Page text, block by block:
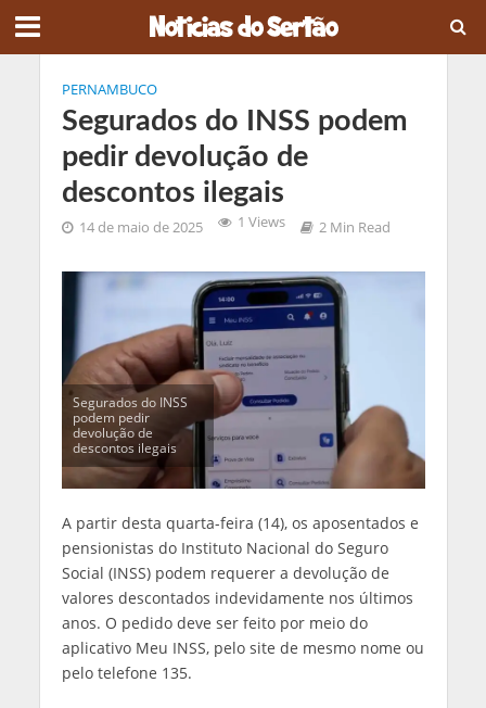
PERNAMBUCO
Segurados do INSS podem
pedir devolução de
descontos ilegais
14 de maio de 2025 1 Views 2 Min Read
Segurados do INSS
podem pedir
devolução de
descontos ilegais
A partir desta quarta-feira (14), os aposentados e
pensionistas do Instituto Nacional do Seguro
Social (INSS) podem requerer a devolução de
valores descontados indevidamente nos últimos
anos. O pedido deve ser feito por meio do
aplicativo Meu INSS, pelo site de mesmo nome ou
pelo telefone 135.